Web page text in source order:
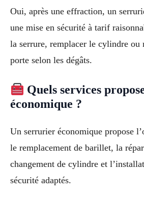
Oui, après une effraction, un
une mise en sécurité à tarif
la serrure, remplacer le cylindre ou
porte selon les dégâts.
Quels services
économique ?
Un serrurier économique propose
le remplacement de barillet, la
changement de cylindre et
sécurité adaptés.